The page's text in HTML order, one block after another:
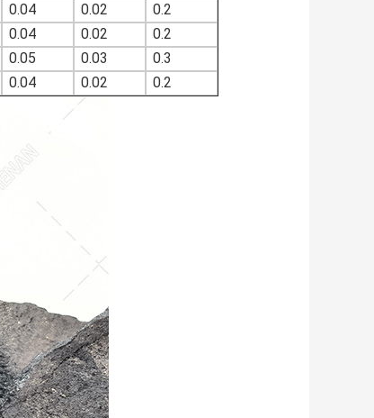
0.04 0.02
0.2
0.04 0.02
0.2
0.05 0.03
0.3
0.04 0.02 0.2